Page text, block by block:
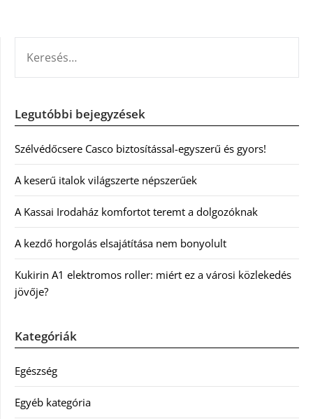
Legutóbbi bejegyzések
Szélvédőcsere Casco biztosítással-egyszerű és gyors!
A keserű italok világszerte népszerűek
A Kassai Irodaház komfortot teremt a dolgozóknak
A kezdő horgolás elsajátítása nem bonyolult
Kukirin A1 elektromos roller: miért ez a városi közlekedés
jövője?
Kategóriák
Egészség
Egyéb kategória